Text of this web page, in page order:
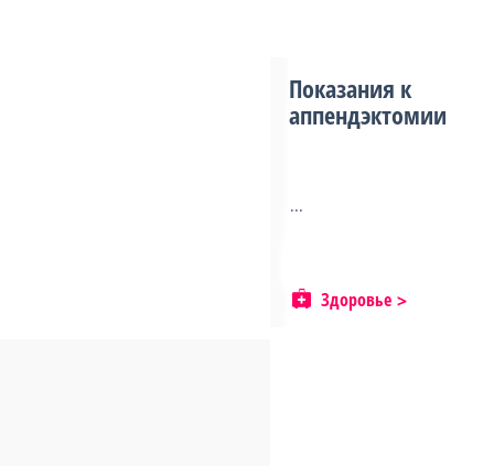
Показания к
аппендэктомии
...
Здоровье